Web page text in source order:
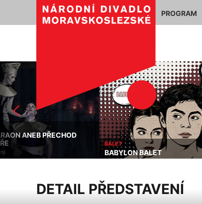
PROGRAM
BALET
BABYLON BALET
ČINOHRA
HORNICKÉ
Kamila Hladká,
DETAIL PŘEDSTAVENÍ